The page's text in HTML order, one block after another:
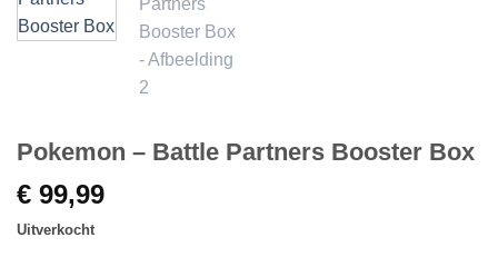
Pokemon – Battle Partners Booster Box
€ 99,99
Uitverkocht